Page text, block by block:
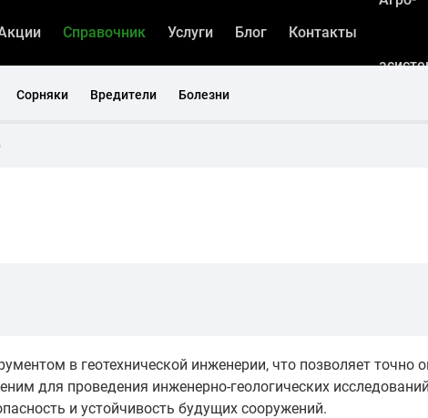
Справочник Услуги Блог Контакты
Сорняки Вредители Болезни
в геотехнической инженерии, что позволяет точно
для проведения инженерно-геологических
и устойчивость будущих сооружений.